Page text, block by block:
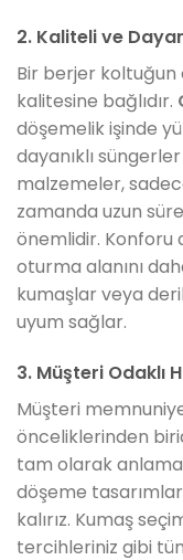
2. Kaliteli ve
Bir berjer koltuğun
kalitesine bağlıdır.
döşemelik işinde
dayanıklı
malzemeler,
zamanda uzun
önemlidir. Konforu
oturma alanını
kumaşlar veya
uyum sağlar.
3. Müşteri Odaklı
Müşteri
önceliklerinden
tam olarak
döşeme
kalırız. Kumaş
tercihleriniz gibi